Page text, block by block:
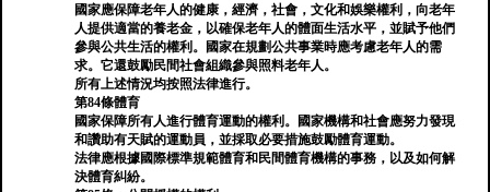
國家應保障老年人的健康，經濟，社會，文化和娛樂權利，向老年
人提供適當的養老金，以確保老年人的體面生活水平，並賦予他們
參與公共生活的權利。國家在規劃公共事業時應考慮老年人的需
求。它還鼓勵民間社會組織參與照料老年人。
所有上述情況均按照法律進行。
第84條體育
國家保障所有人進行體育運動的權利。國家機構和社會應努力發現
和讚助有天賦的運動員，並採取必要措施鼓勵體育運動。
法律應根據國際標準規範體育和民間體育機構的事務，以及如何解
決體育糾紛。